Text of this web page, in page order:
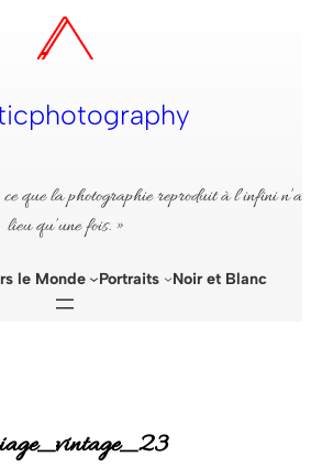
que la photographie reproduit à l’infini n’a
lieu qu’une fois. »
le Monde Portraits Noir et Blanc